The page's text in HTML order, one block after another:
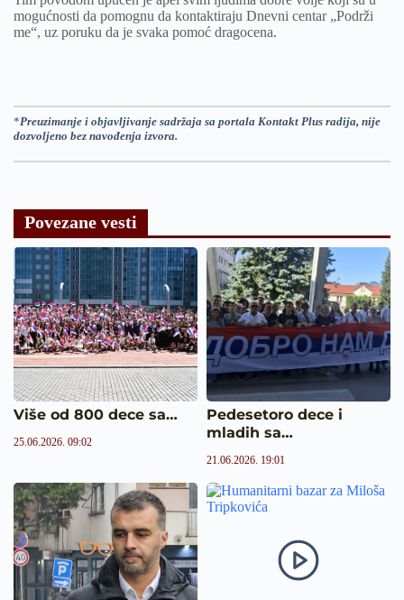
mogućnosti da pomognu da kontaktiraju Dnevni centar „Podrži
me“, uz poruku da je svaka pomoć dragocena.
*Preuzimanje i objavljivanje sadržaja sa portala Kontakt Plus radija, nije
dozvoljeno bez navođenja izvora.
Povezane vesti
Više od 800 dece sa…
25.06.2026. 09:02
Pedesetoro dece i
mladih sa…
21.06.2026. 19:01